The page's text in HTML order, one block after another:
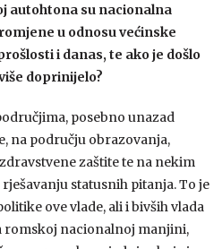
autohtona su nacionalna
u odnosu većinske
i danas, te ako je došlo
doprinijelo?
posebno unazad
na području obrazovanja,
zaštite te na nekim
statusnih pitanja. To je
ove vlade, ali i bivših vlada
romskoj nacionalnoj manjini,